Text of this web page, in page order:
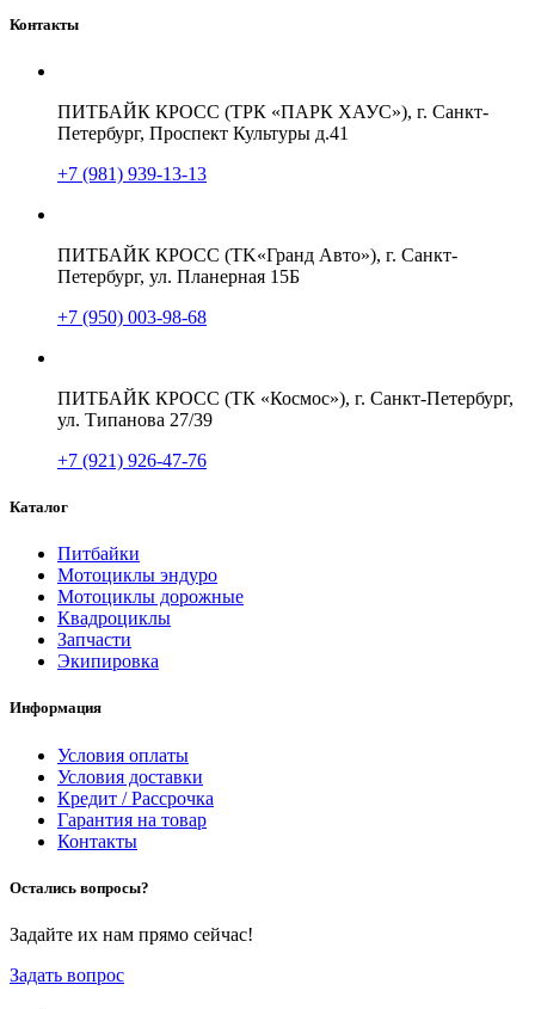
Контакты
ПИТБАЙК КРОСС (ТРК «ПАРК ХАУС»), г. Санкт-
Петербург, Проспект Культуры д.41
+7 (981) 939-13-13
ПИТБАЙК КРОСС (TK«Гранд Авто»), г. Санкт-
Петербург, ул. Планерная 15Б
+7 (950) 003-98-68
ПИТБАЙК КРОСС (ТК «Космос»), г. Санкт-Петербург,
ул. Типанова 27/39
+7 (921) 926-47-76
Каталог
Питбайки
Мотоциклы эндуро
Мотоциклы дорожные
Квадроциклы
Запчасти
Экипировка
Информация
Условия оплаты
Условия доставки
Кредит / Рассрочка
Гарантия на товар
Контакты
Остались вопросы?
Задайте их нам прямо сейчас!
Задать вопрос